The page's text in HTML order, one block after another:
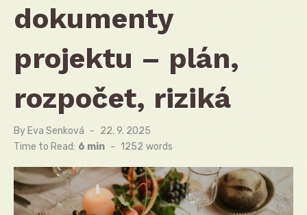
dokumenty
projektu – plán,
rozpočet, riziká
By Eva Senková
Posted
on
22. 9. 2025
Time to Read: 6 min - 1252 words